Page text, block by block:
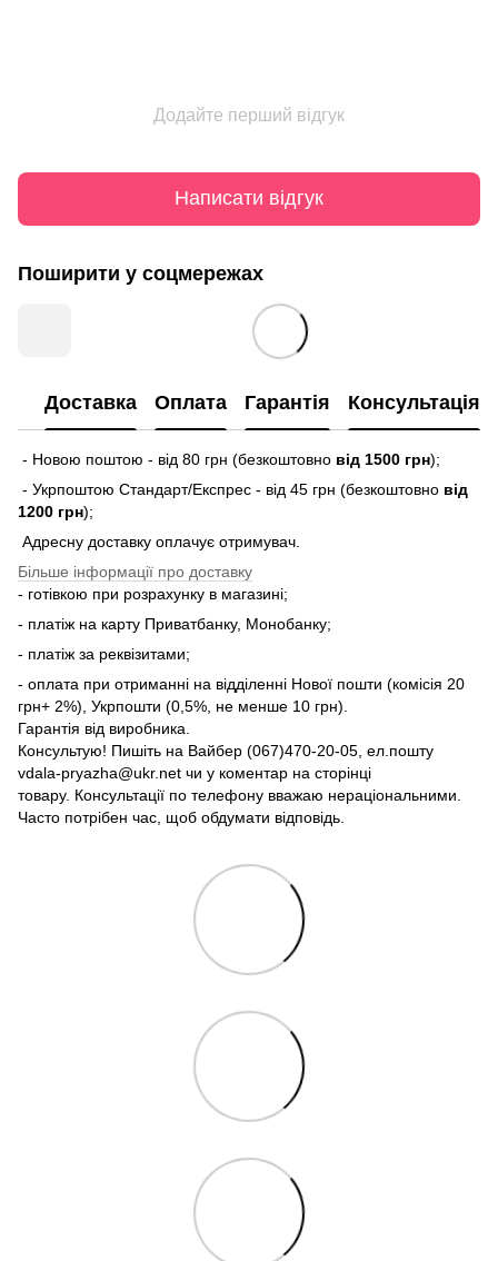
Додайте перший відгук
Написати відгук
Поширити у соцмережах
Доставка Оплата Гарантія Консультація
- Новою поштою - від 80 грн (безкоштовно від 1500 грн);
- Укрпоштою Стандарт/Експрес - від 45 грн (безкоштовно від
1200 грн);
Адресну доставку оплачує отримувач.
Більше інформації про доставку
- готівкою при розрахунку в магазині;
- платіж на карту Приватбанку, Монобанку;
- платіж за реквізитами;
- оплата при отриманні на відділенні Нової пошти (комісія 20
грн+ 2%), Укрпошти (0,5%, не менше 10 грн).
Гарантія від виробника.
Консультую! Пишіть на Вайбер (067)470-20-05, ел.пошту
vdala-pryazha@ukr.net чи у коментар на сторінці
товару. Консультації по телефону вважаю нераціональними.
Часто потрібен час, щоб обдумати відповідь.